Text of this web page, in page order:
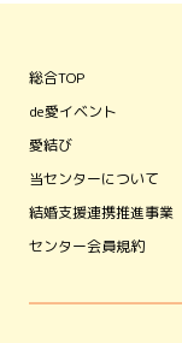
総合TOP
de愛イベント
愛結び
当センターについて
結婚支援連携推進事業
センター会員規約